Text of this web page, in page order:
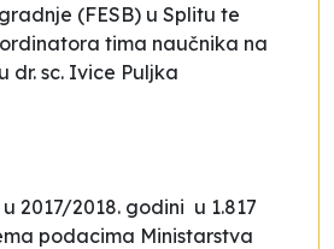
(FESB) u Splitu te
tima naučnika na
dr. sc. Ivice Puljka
2017/2018. godini u 1.817
podacima Ministarstva